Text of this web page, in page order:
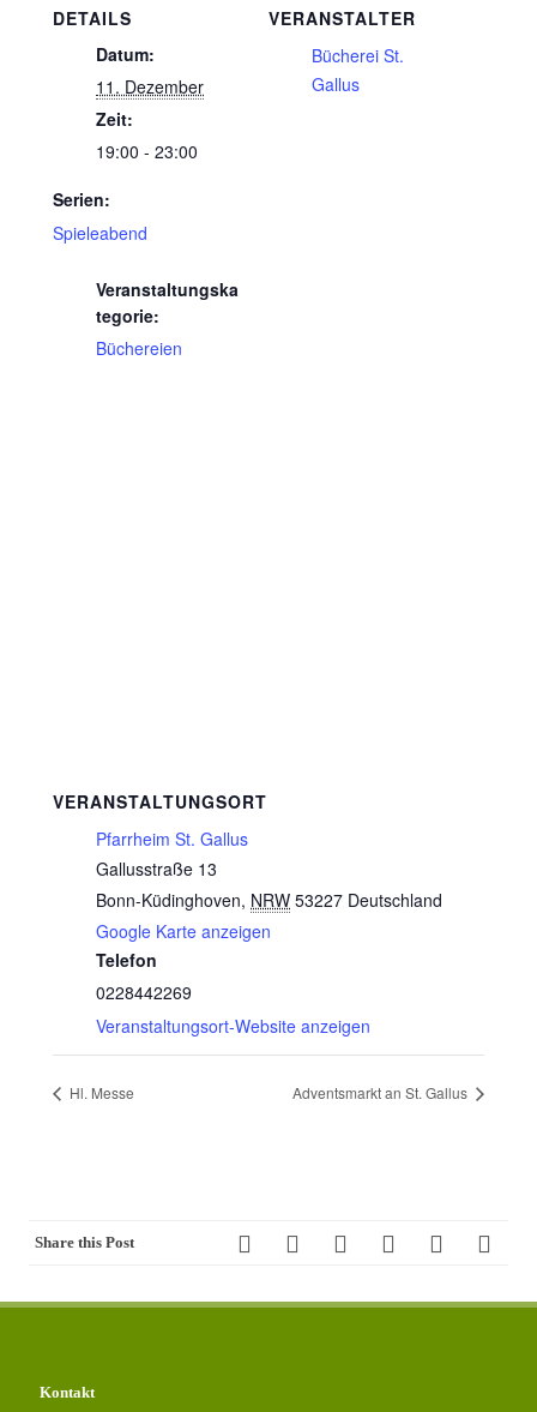
DETAILS
Datum:
11. Dezember
Zeit:
19:00 - 23:00
Serien:
Spieleabend
Veranstaltungska
tegorie:
Büchereien
VERANSTALTER
Bücherei St.
Gallus
VERANSTALTUNGSORT
Pfarrheim St. Gallus
Gallusstraße 13
Bonn-Küdinghoven, NRW 53227 Deutschland
Google Karte anzeigen
Telefon
0228442269
Veranstaltungsort-Website anzeigen
Hl. Messe Adventsmarkt an St. Gallus
Share this Post
Kontakt